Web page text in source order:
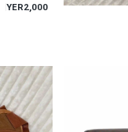
YER2,000